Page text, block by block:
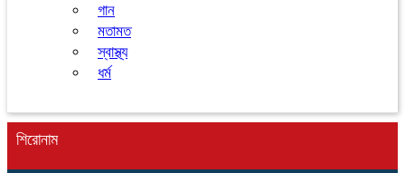
গান
মতামত
স্বাস্থ্য
ধর্ম
শিরোনাম